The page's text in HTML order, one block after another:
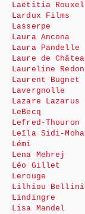
Laëtitia Rouxel
Lardux Films
Lasserpe
Laura Ancona
Laura Pandelle
Laure de
Laureline Redon
Laurent Bugnet
Lavergnolle
Lazare Lazarus
LeBecq
Lefred-Thouron
Leïla Sidi-
Lémi
Lena Mehrej
Léo Gillet
Lerouge
Lilhiou Bellini
Lindingre
Lisa Mandel